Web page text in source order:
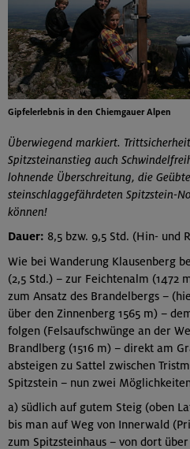
Gipfelerlebnis in den Chiemgauer Alpen
Überwiegend markiert.
Spitzsteinanstieg auch
lohnende Überschreitung, die
steinschlaggefährdeten Spitzstein-
können!
Dauer: 8,5 bzw. 9,5 Std. (Hin- und
Wie bei Wanderung Klausenberg
(2,5 Std.) – zur Feichtenalm (1472
zum Ansatz des Brandelbergs –
über den Zinnenberg 1565 m) –
folgen (Felsaufschwünge an der
Brandlberg (1516 m) – direkt am
absteigen zu Sattel zwischen
Spitzstein – nun zwei
a) südlich auf gutem Steig (oben
bis man auf Weg von Innerwald
zum Spitzsteinhaus – von dort